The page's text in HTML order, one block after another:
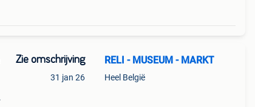
Zie omschrijving
31 jan 26
RELI - MUSEUM - MARKT
Heel België